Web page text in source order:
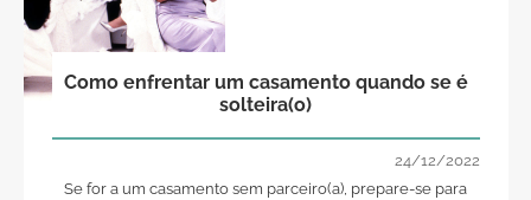
Como enfrentar um casamento quando se é
solteira(o)
24/12/2022
Se for a um casamento sem parceiro(a), prepare-se para